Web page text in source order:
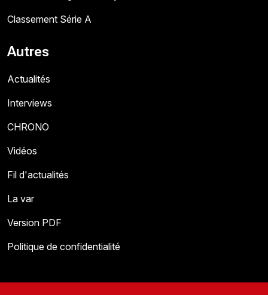
Classement Série A
Autres
Actualités
Interviews
CHRONO
Vidéos
Fil d'actualités
La var
Version PDF
Politique de confidentialité